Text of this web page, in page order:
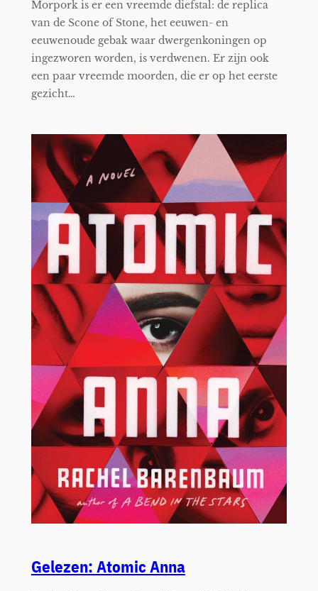
Morpork is er een vreemde diefstal: de replica
van de Scone of Stone, het eeuwen- en
eeuwenoude gebak waar dwergenkoningen op
ingezworen worden, is verdwenen. Er zijn ook
een paar vreemde moorden, die er op het eerste
gezicht…
Gelezen: Atomic Anna